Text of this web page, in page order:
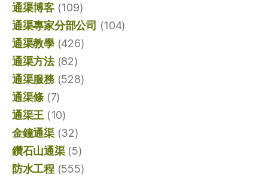
通渠博客(109)
通渠專家分部公司 (104)
通渠教學(426)
通渠方法(82)
通渠服務(528)
通渠條 (7)
通渠王 (10)
金鐘通渠(32)
鑽石山通渠(5)
防水工程(555)